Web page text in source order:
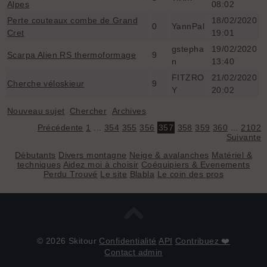
Alpes
08:02
Perte couteaux combe de Grand
Cret
0 YannPal
18/02/2020
19:01
Scarpa Alien RS thermoformage 9
gstepha
n
19/02/2020
13:40
Cherche véloskieur 9
FITZRO
Y
21/02/2020
20:02
Nouveau sujet Chercher
Archives
Précédente 1 354 355 356 357 358 359 360
2102
Suivante
Débutants Divers montagne Neige & avalanches Matériel &
techniques Aidez moi à choisir Coéquipiers & Evenements
Perdu Trouvé Le site Blabla Le coin des pros
© 2026 Skitour Confidentialité API Contribuez ❤️
Contact admin